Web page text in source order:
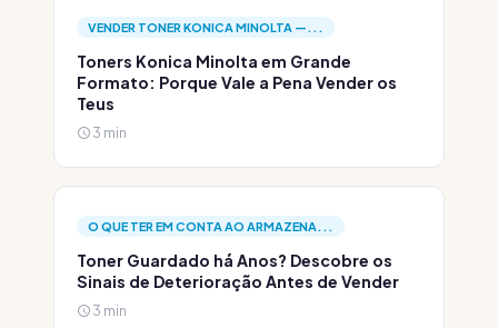
VENDER TONER KONICA MINOLTA —...
Toners Konica Minolta em Grande
Formato: Porque Vale a Pena Vender os
Teus
3 min
O QUE TER EM CONTA AO ARMAZENA...
Toner Guardado há Anos? Descobre os
Sinais de Deterioração Antes de Vender
3 min